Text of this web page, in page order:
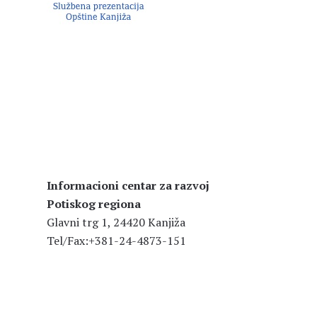
Informacioni centar za razvoj
Potiskog regiona
Glavni trg 1, 24420 Kanjiža
Tel/Fax:+381-24-4873-151